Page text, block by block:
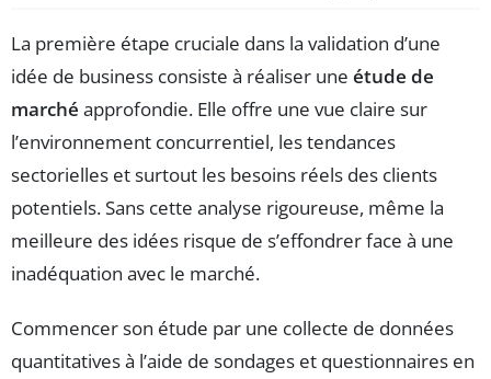
La première étape cruciale dans la validation d’une
idée de business consiste à réaliser une étude de
marché approfondie. Elle offre une vue claire sur
l’environnement concurrentiel, les tendances
sectorielles et surtout les besoins réels des clients
potentiels. Sans cette analyse rigoureuse, même la
meilleure des idées risque de s’effondrer face à une
inadéquation avec le marché.
Commencer son étude par une collecte de données
quantitatives à l’aide de sondages et questionnaires en